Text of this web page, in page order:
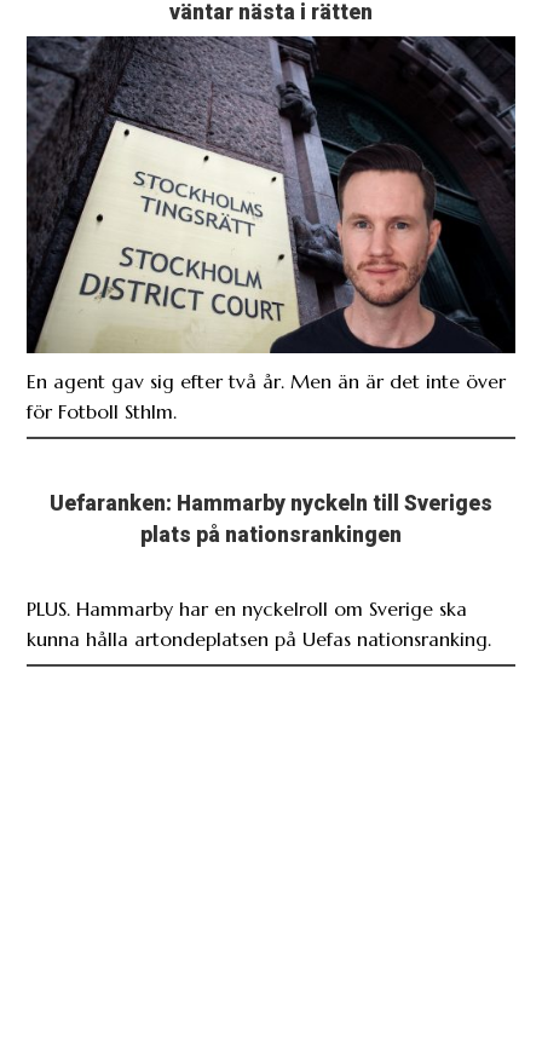
väntar nästa i rätten
En agent gav sig efter två år. Men än är det inte över
för Fotboll Sthlm.
Uefaranken: Hammarby nyckeln till Sveriges
plats på nationsrankingen
PLUS. Hammarby har en nyckelroll om Sverige ska
kunna hålla artondeplatsen på Uefas nationsranking.